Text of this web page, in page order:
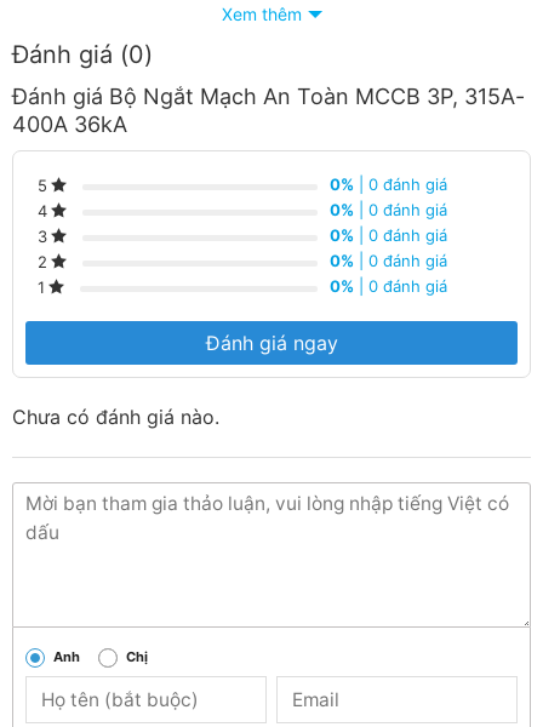
Xem thêm
Đánh giá (0)
Đánh giá Bộ Ngắt Mạch An Toàn MCCB 3P, 315A-
400A 36kA
5 0% | 0 đánh giá
4
0% | 0 đánh giá
3
0% | 0 đánh giá
2
0% | 0 đánh giá
1
0% | 0 đánh giá
Đánh giá ngay
Chưa có đánh giá nào.
Anh Chị